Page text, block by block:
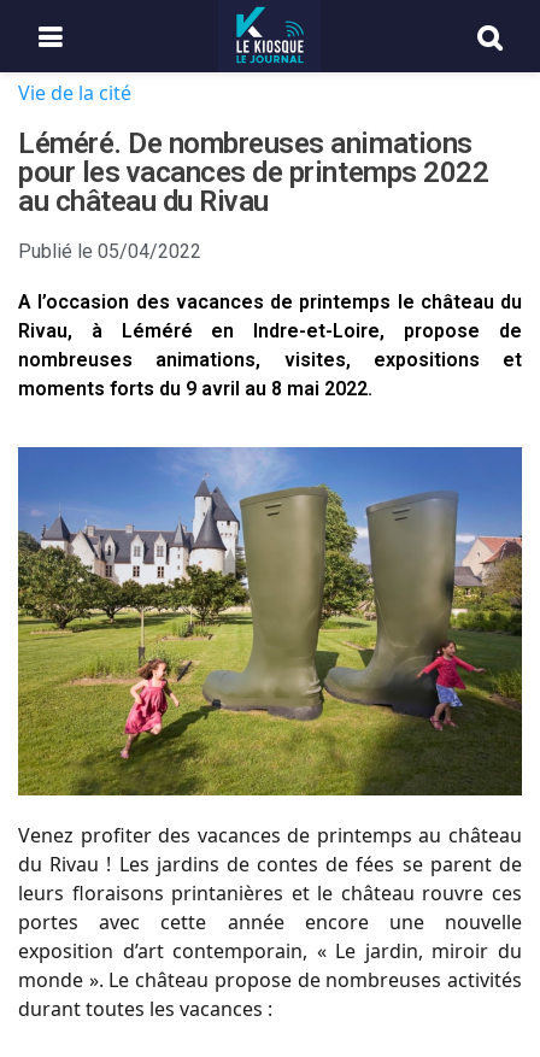
Vie de la cité
Léméré. De nombreuses animations
pour les vacances de printemps 2022
au château du Rivau
Publié le 05/04/2022
A l’occasion des vacances de printemps le château du
Rivau, à Léméré en Indre-et-Loire, propose de
nombreuses animations, visites, expositions et
moments forts du 9 avril au 8 mai 2022.
Venez profiter des vacances de printemps au château
du Rivau ! Les jardins de contes de fées se parent de
leurs floraisons printanières et le château rouvre ces
portes avec cette année encore une nouvelle
exposition d’art contemporain, « Le jardin, miroir du
monde ». Le château propose de nombreuses activités
durant toutes les vacances :